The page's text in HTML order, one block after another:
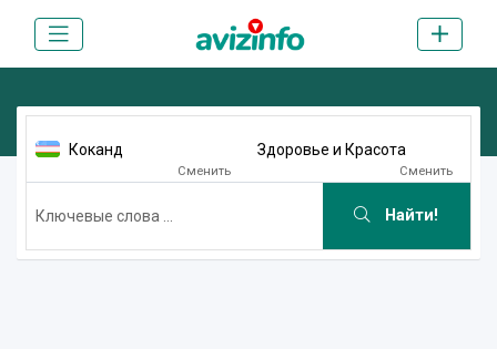
Коканд
Сменить
Здоровье и Красота
Сменить
Найти!